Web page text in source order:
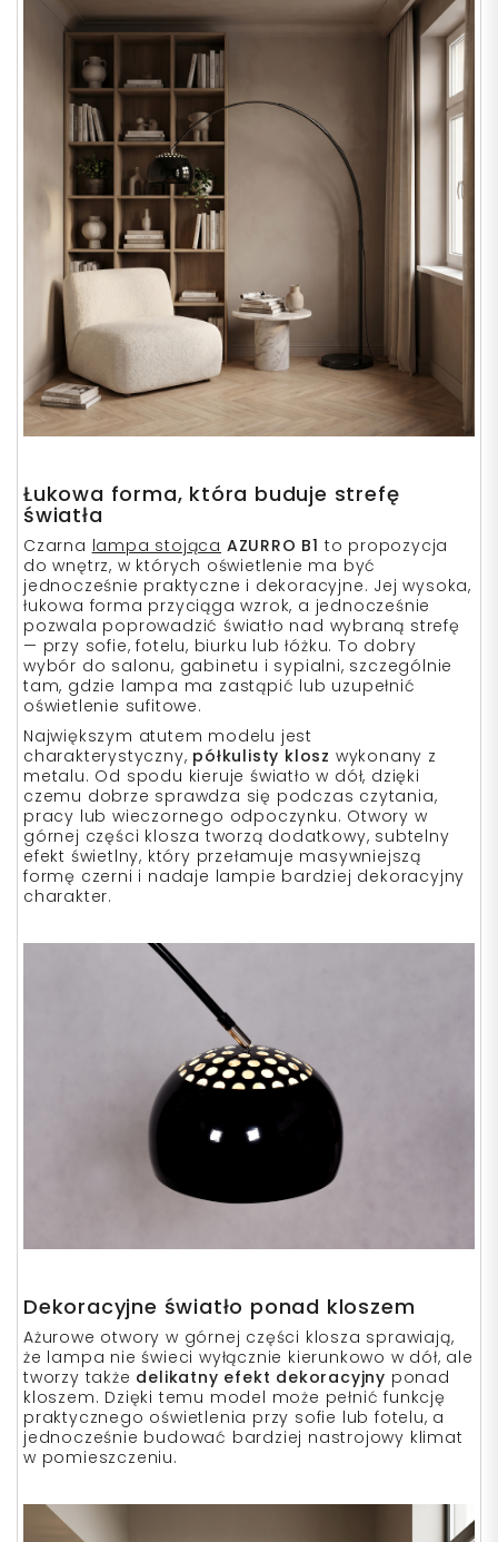
Łukowa forma, która buduje strefę
światła
Czarna lampa stojąca AZURRO B1 to propozycja
do wnętrz, w których oświetlenie ma być
jednocześnie praktyczne i dekoracyjne. Jej wysoka,
łukowa forma przyciąga wzrok, a jednocześnie
pozwala poprowadzić światło nad wybraną strefę
— przy sofie, fotelu, biurku lub łóżku. To dobry
wybór do salonu, gabinetu i sypialni, szczególnie
tam, gdzie lampa ma zastąpić lub uzupełnić
oświetlenie sufitowe.
Największym atutem modelu jest
charakterystyczny, półkulisty klosz wykonany z
metalu. Od spodu kieruje światło w dół, dzięki
czemu dobrze sprawdza się podczas czytania,
pracy lub wieczornego odpoczynku. Otwory w
górnej części klosza tworzą dodatkowy, subtelny
efekt świetlny, który przełamuje masywniejszą
formę czerni i nadaje lampie bardziej dekoracyjny
charakter.
Dekoracyjne światło ponad kloszem
Ażurowe otwory w górnej części klosza sprawiają,
że lampa nie świeci wyłącznie kierunkowo w dół, ale
tworzy także delikatny efekt dekoracyjny ponad
kloszem. Dzięki temu model może pełnić funkcję
praktycznego oświetlenia przy sofie lub fotelu, a
jednocześnie budować bardziej nastrojowy klimat
w pomieszczeniu.